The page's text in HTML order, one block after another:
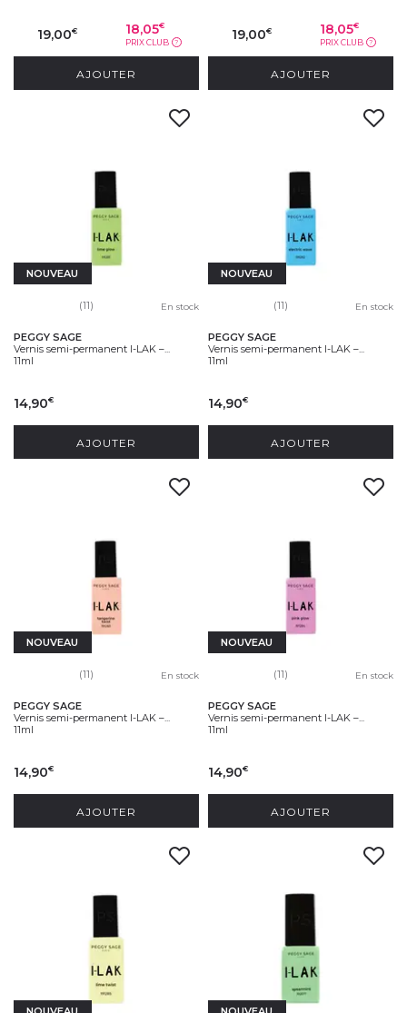
19,00€ 18,05€
PRIX CLUB ?
AJOUTER
19,00€ 18,05€
PRIX CLUB ?
AJOUTER
NOUVEAU
(11) En stock
PEGGY SAGE
Vernis semi-permanent I-LAK –...
11ml
14,90€
AJOUTER
NOUVEAU
(11) En stock
PEGGY SAGE
Vernis semi-permanent I-LAK –...
11ml
14,90€
AJOUTER
NOUVEAU
(11) En stock
PEGGY SAGE
Vernis semi-permanent I-LAK –...
11ml
14,90€
AJOUTER
NOUVEAU
(11) En stock
PEGGY SAGE
Vernis semi-permanent I-LAK –...
11ml
14,90€
AJOUTER